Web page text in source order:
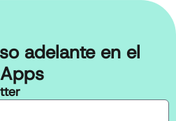
adelante en el